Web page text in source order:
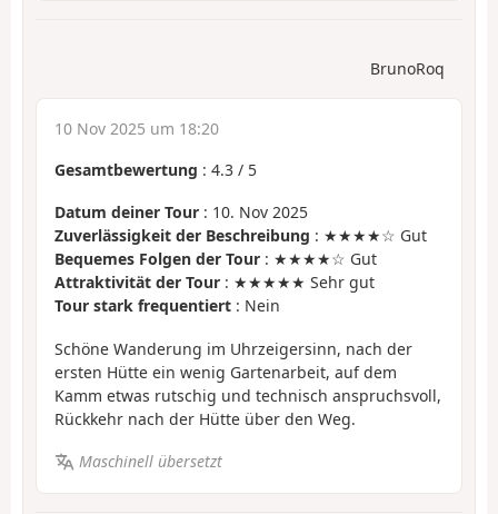
BrunoRoq
10 Nov 2025 um 18:20
Gesamtbewertung : 4.3 / 5
Datum deiner Tour : 10. Nov 2025
Zuverlässigkeit der Beschreibung : ★★★★☆ Gut
Bequemes Folgen der Tour : ★★★★☆ Gut
Attraktivität der Tour : ★★★★★ Sehr gut
Tour stark frequentiert : Nein
Schöne Wanderung im Uhrzeigersinn, nach der
ersten Hütte ein wenig Gartenarbeit, auf dem
Kamm etwas rutschig und technisch anspruchsvoll,
Rückkehr nach der Hütte über den Weg.
Maschinell übersetzt